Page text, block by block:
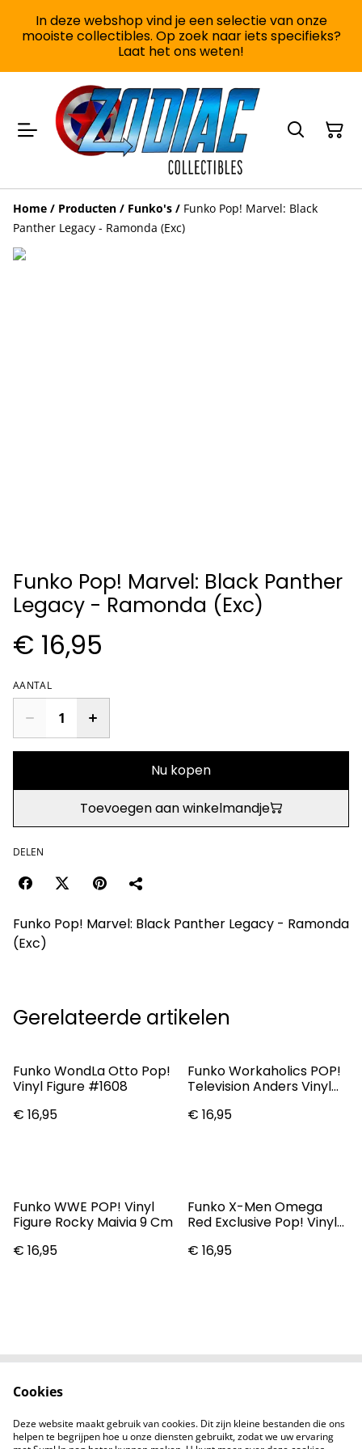
In deze webshop vind je een selectie van onze
mooiste collectibles. Op zoek naar iets specifieks?
Laat het ons weten!
Home / Producten / Funko's / Funko Pop! Marvel: Black
Panther Legacy - Ramonda (Exc)
Funko Pop! Marvel: Black Panther
Legacy - Ramonda (Exc)
€ 16,95
AANTAL
Nu kopen
Toevoegen aan winkelmandje
DELEN
Funko Pop! Marvel: Black Panther Legacy - Ramonda
(Exc)
Gerelateerde artikelen
Funko WondLa Otto Pop!
Vinyl Figure #1608
€ 16,95
Funko Workaholics POP!
Television Anders Vinyl
€ 16,95
Funko WWE POP! Vinyl
Figure Rocky Maivia 9 Cm
€ 16,95
Funko X-Men Omega
Red Exclusive Pop! Vinyl
€ 16,95
Privacybeleid
Cookiebeleid
Nieuwsberichten
Cookies
Deze website maakt gebruik van cookies. Dit zijn kleine bestanden die ons
helpen te begrijpen hoe u onze diensten gebruikt, zodat we uw ervaring